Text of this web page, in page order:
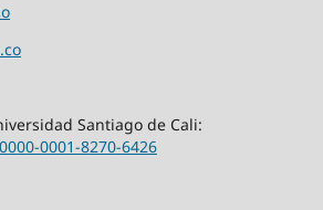
Santiago de Cali:
0001-8270-6426